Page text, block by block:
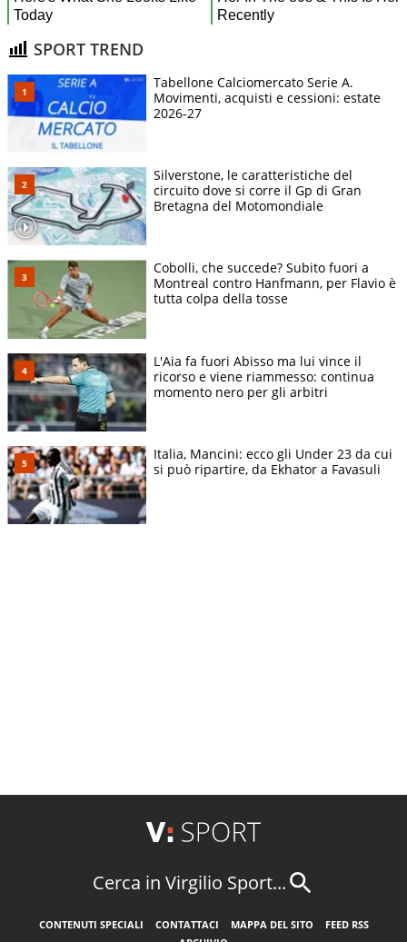
SPORT TREND
Tabellone Calciomercato Serie A.
Movimenti, acquisti e cessioni: estate
2026-27
Silverstone, le caratteristiche del
circuito dove si corre il Gp di Gran
Bretagna del Motomondiale
Cobolli, che succede? Subito fuori a
Montreal contro Hanfmann, per Flavio è
tutta colpa della tosse
L'Aia fa fuori Abisso ma lui vince il
ricorso e viene riammesso: continua
momento nero per gli arbitri
Italia, Mancini: ecco gli Under 23 da cui
si può ripartire, da Ekhator a Favasuli
Cerca in Virgilio Sport...
CONTENUTI SPECIALI CONTATTACI MAPPA DEL SITO
FEED RSS